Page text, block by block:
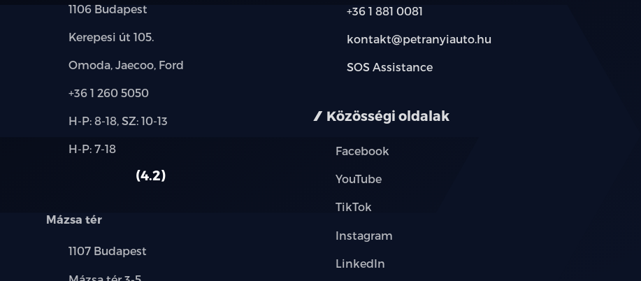
Dinamikus irányjelző lámpa
Panoráma napfénytető becsípődésgátlóval és elektromosan állítható
19" kétszínű könnyűfém keréktárcsák
Elektromos működtetésű csomagtérajtó
235/50 R19 (első), 255/45 R19 (hátsó) méretű gumiabroncsok
Elektromosan állítható, elektromosan behajtható, fűthető külső tükrök
UV-védelemmel ellátott, hő- és hangszigetelt első szélvédő és ablakok
Település:
1106 Budapest
Cím:
Kerepesi út 105.
Márkák:
Omoda, Jaecoo, Ford
Telefon:
+36 1 260 5050
Új-
használt
H-P: 8-18, SZ: 10-13
Alkatrész,
H-P: 7-18
4.2
Mázsa tér
Település:
1107 Budapest
Cím:
+36 1 881 0081
kontakt@petranyiauto.hu
SOS Assistance
Közösségi oldalak
Facebook
YouTube
TikTok
Instagram
LinkedIn